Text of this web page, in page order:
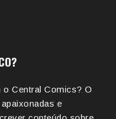
o Central Comics? O
e